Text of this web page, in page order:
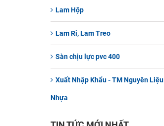
Lam Hộp
Lam Ri, Lam Treo
Sàn chịu lực pvc 400
Xuất Nhập Khẩu - TM Nguyên Liệu
Nhựa